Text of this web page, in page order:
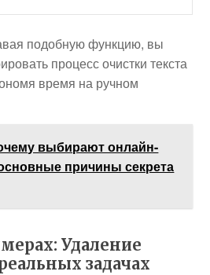
подобную функцию, вы
процесс очистки текста
время на ручном
выбирают онлайн-
причины секрета
Удаление
задачах